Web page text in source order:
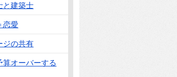
と建築士
恋愛
ジの共有
算オーバーする